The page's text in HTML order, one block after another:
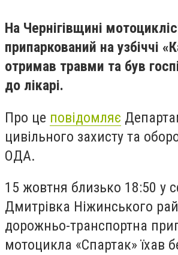
На Чернігівщині
припаркований на узбіччі
отримав травми та був
до лікарі.
Про це повідомляє
цивільного захисту та
ОДА.
15 жовтня близько 18:50 у
Дмитрівка Ніжинського
дорожньо-транспортна
мотоцикла «Спартак» їхав